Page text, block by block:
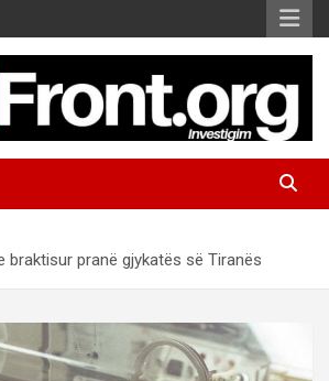
braktisur pranë gjykatës së Tiranës